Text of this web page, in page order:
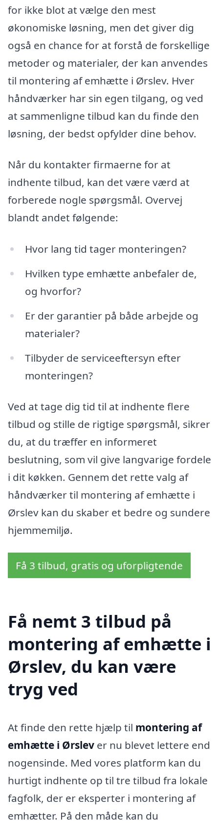
for ikke blot at vælge den mest
økonomiske løsning, men det giver dig
også en chance for at forstå de forskellige
metoder og materialer, der kan anvendes
til montering af emhætte i Ørslev. Hver
håndværker har sin egen tilgang, og ved
at sammenligne tilbud kan du finde den
løsning, der bedst opfylder dine behov.
Når du kontakter firmaerne for at
indhente tilbud, kan det være værd at
forberede nogle spørgsmål. Overvej
blandt andet følgende:
Hvor lang tid tager monteringen?
Hvilken type emhætte anbefaler de,
og hvorfor?
Er der garantier på både arbejde og
materialer?
Tilbyder de serviceeftersyn efter
monteringen?
Ved at tage dig tid til at indhente flere
tilbud og stille de rigtige spørgsmål, sikrer
du, at du træffer en informeret
beslutning, som vil give langvarige fordele
i dit køkken. Gennem det rette valg af
håndværker til montering af emhætte i
Ørslev kan du skaber et bedre og sundere
hjemmemiljø.
Få 3 tilbud, gratis og uforpligtende
Få nemt 3 tilbud på
montering af emhætte i
Ørslev, du kan være
tryg ved
At finde den rette hjælp til montering af
emhætte i Ørslev er nu blevet lettere end
nogensinde. Med vores platform kan du
hurtigt indhente op til tre tilbud fra lokale
fagfolk, der er eksperter i montering af
emhætter. På den måde kan du